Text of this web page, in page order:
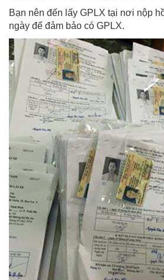
Bạn nên đến lấy GPLX tại nơi nộp
ngày để đảm bảo có GPLX.